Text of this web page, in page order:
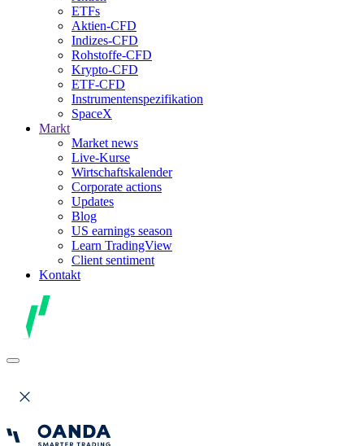
ETFs
Aktien-CFD
Indizes-CFD
Rohstoffe-CFD
Krypto-CFD
ETF-CFD
Instrumentenspezifikation
SpaceX
Markt
Market news
Live-Kurse
Wirtschaftskalender
Corporate actions
Updates
Blog
US earnings season
Learn TradingView
Client sentiment
Kontakt